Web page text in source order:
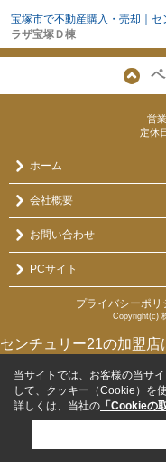
宝塚市で不動産購入・売却｜
ラザ宝塚Ｄ棟
営
定休
ホーム
会社概要
お問い合わせ
PCサイト
プライバシーポリ
Copyright(c)
センチュリー21の加盟店
当サイトでは、お客様の当サ
して、クッキー（Cookie）を
詳しくは、当社の 「Cookieの